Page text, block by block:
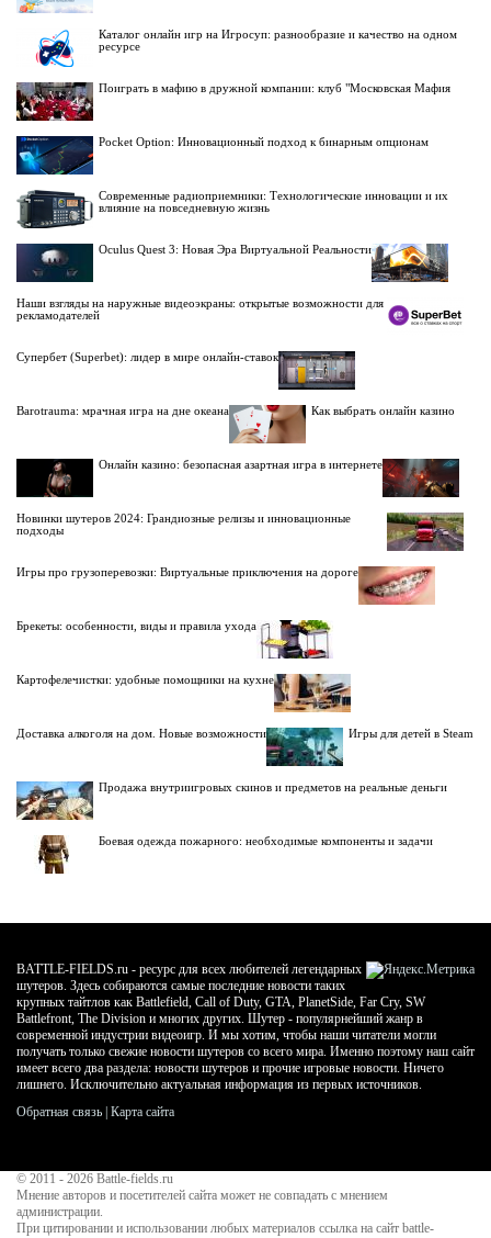
Каталог онлайн игр на Игросуп: разнообразие и качество на одном
ресурсе
Поиграть в мафию в дружной компании: клуб "Московская Мафия
Pocket Option: Инновационный подход к бинарным опционам
Современные радиоприемники: Технологические инновации и их
влияние на повседневную жизнь
Oculus Quest 3: Новая Эра Виртуальной Реальности
Наши взгляды на наружные видеоэкраны: открытые возможности для
рекламодателей
Супербет (Superbet): лидер в мире онлайн-ставок
Barotrauma: мрачная игра на дне океана Как выбрать онлайн казино
Онлайн казино: безопасная азартная игра в интернете
Новинки шутеров 2024: Грандиозные релизы и инновационные
подходы
Игры про грузоперевозки: Виртуальные приключения на дороге
Брекеты: особенности, виды и правила ухода
Картофелечистки: удобные помощники на кухне
Доставка алкоголя на дом. Новые возможности Игры для детей в Steam
Продажа внутриигровых скинов и предметов на реальные деньги
Боевая одежда пожарного: необходимые компоненты и задачи
BATTLE-FIELDS.ru - ресурс для всех любителей легендарных
шутеров. Здесь собираются самые последние новости таких
крупных тайтлов как Battlefield, Call of Duty, GTA, PlanetSide, Far Cry, SW
Battlefront, The Division и многих других. Шутер - популярнейший жанр в
современной индустрии видеоигр. И мы хотим, чтобы наши читатели могли
получать только свежие новости шутеров со всего мира. Именно поэтому наш сайт
имеет всего два раздела: новости шутеров и прочие игровые новости. Ничего
лишнего. Исключительно актуальная информация из первых источников.
Обратная связь | Карта сайта
© 2011 - 2026 Battle-fields.ru
Мнение авторов и посетителей сайта может не совпадать с мнением
администрации.
При цитировании и использовании любых материалов ссылка на сайт battle-